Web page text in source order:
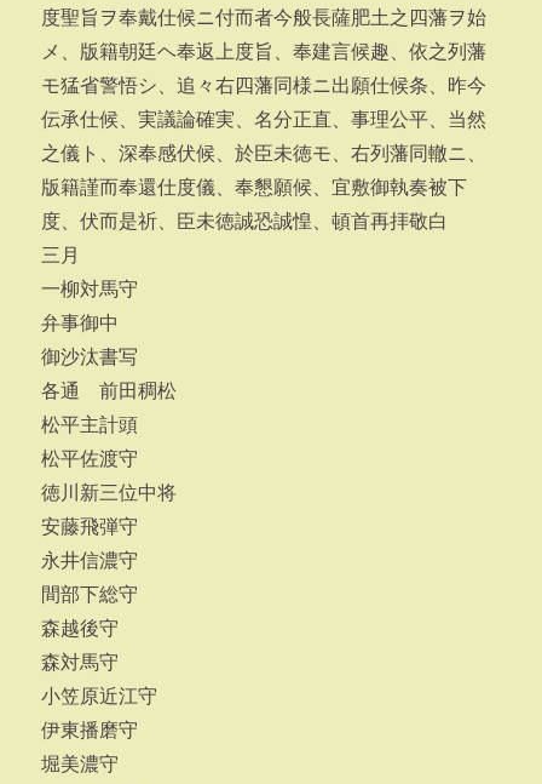
度聖旨ヲ奉戴仕候ニ付而者今般長薩肥土之四藩ヲ始
メ、版籍朝廷ヘ奉返上度旨、奉建言候趣、依之列藩
モ猛省警悟シ、追々右四藩同様ニ出願仕候条、昨今
伝承仕候、実議論確実、名分正直、事理公平、当然
之儀ト、深奉感伏候、於臣未徳モ、右列藩同轍ニ、
版籍謹而奉還仕度儀、奉懇願候、宜敷御執奏被下
度、伏而是祈、臣未徳誠恐誠惶、頓首再拝敬白
三月
一柳対馬守
弁事御中
御沙汰書写
各通 前田稠松
松平主計頭
松平佐渡守
徳川新三位中将
安藤飛弾守
永井信濃守
間部下総守
森越後守
森対馬守
小笠原近江守
伊東播磨守
堀美濃守